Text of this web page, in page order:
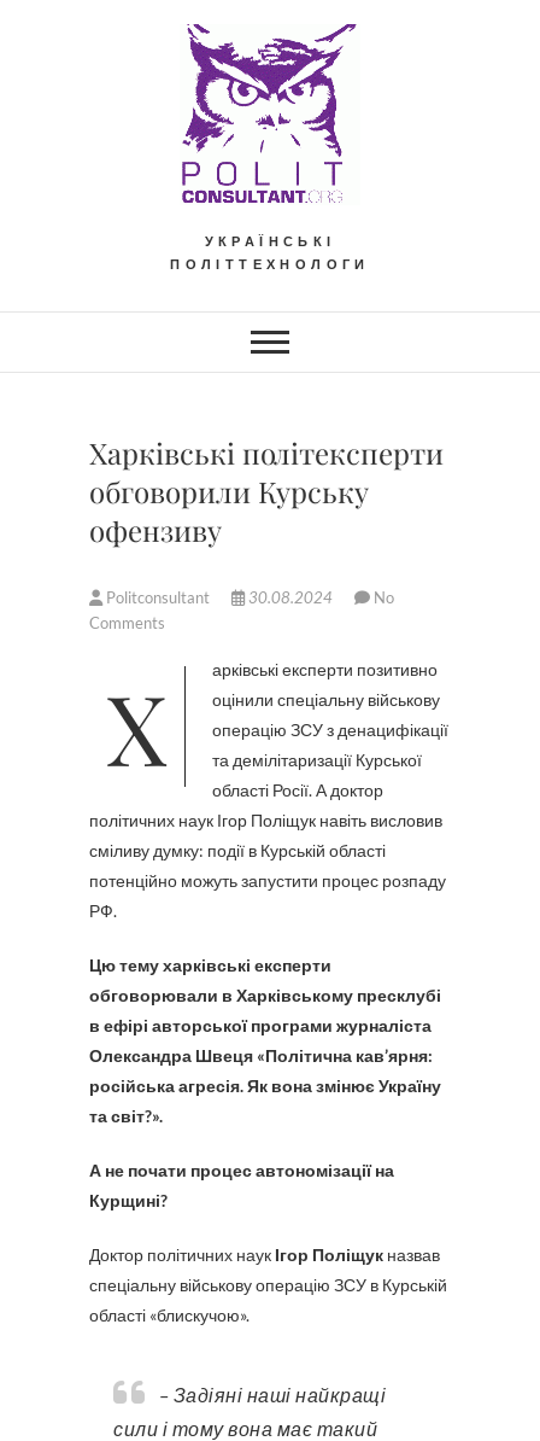
УКРАЇНСЬКІ
ПОЛІТТЕХНОЛОГИ
Харківські політексперти
обговорили Курську
офензиву
Politconsultant 30.08.2024
No
Comments
Харківські експерти позитивно
оцінили спеціальну військову
операцію ЗСУ з денацифікації
та демілітаризації Курської
області Росії. А доктор
політичних наук Ігор Поліщук навіть висловив
сміливу думку: події в Курській області
потенційно можуть запустити процес розпаду
РФ.
Цю тему харківські експерти
обговорювали в Харківському пресклубі
в ефірі авторської програми журналіста
Олександра Швеця «Політична кав’ярня:
російська агресія. Як вона змінює Україну
та світ?».
А не почати процес автономізації на
Курщині?
Доктор політичних наук Ігор Поліщук назвав
спеціальну військову операцію ЗСУ в Курській
області «блискучою».
– Задіяні наші найкращі
сили і тому вона має такий